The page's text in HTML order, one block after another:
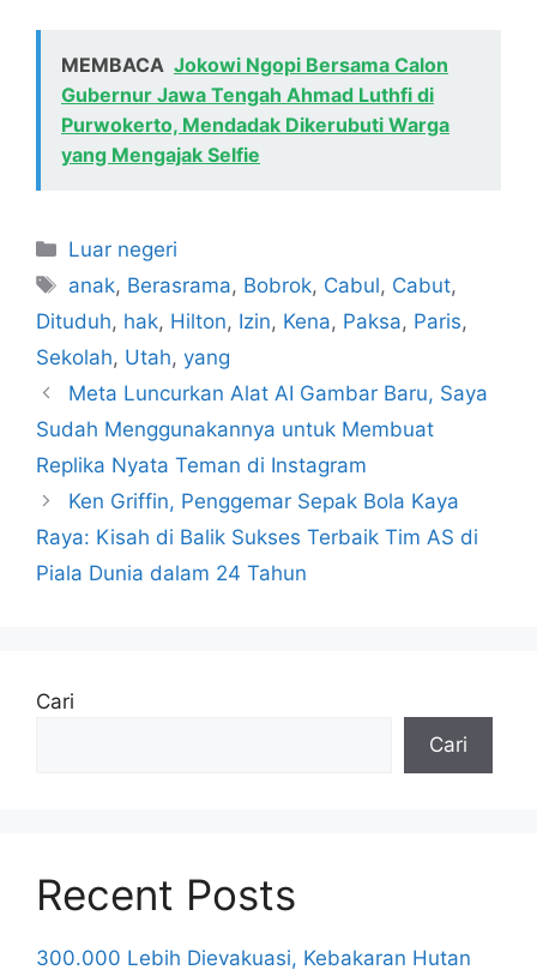
MEMBACA Jokowi Ngopi Bersama Calon
Gubernur Jawa Tengah Ahmad Luthfi di
Purwokerto, Mendadak Dikerubuti Warga
yang Mengajak Selfie
Kategori
Luar negeri
Tag
anak, Berasrama, Bobrok, Cabul, Cabut,
Dituduh, hak, Hilton, Izin, Kena, Paksa, Paris,
Sekolah, Utah, yang
Meta Luncurkan Alat AI Gambar Baru, Saya
Sudah Menggunakannya untuk Membuat
Replika Nyata Teman di Instagram
Ken Griffin, Penggemar Sepak Bola Kaya
Raya: Kisah di Balik Sukses Terbaik Tim AS di
Piala Dunia dalam 24 Tahun
Cari
Cari
Recent Posts
300.000 Lebih Dievakuasi, Kebakaran Hutan